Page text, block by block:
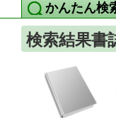
かんたん検
検索結果書